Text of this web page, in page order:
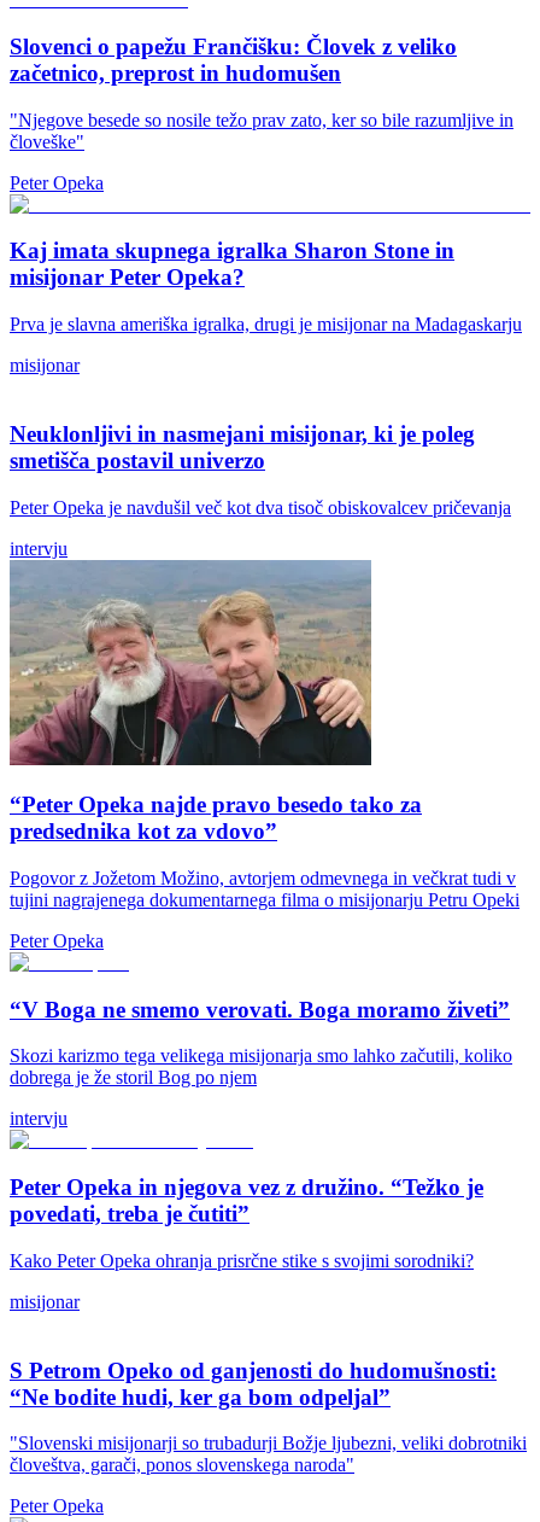
Slovenci o papežu Frančišku: Človek z veliko
začetnico, preprost in hudomušen
"Njegove besede so nosile težo prav zato, ker so bile razumljive in
človeške"
Peter Opeka
Kaj imata skupnega igralka Sharon Stone in
misijonar Peter Opeka?
Prva je slavna ameriška igralka, drugi je misijonar na Madagaskarju
misijonar
Neuklonljivi in nasmejani misijonar, ki je poleg
smetišča postavil univerzo
Peter Opeka je navdušil več kot dva tisoč obiskovalcev pričevanja
intervju
“Peter Opeka najde pravo besedo tako za
predsednika kot za vdovo”
Pogovor z Jožetom Možino, avtorjem odmevnega in večkrat tudi v
tujini nagrajenega dokumentarnega filma o misijonarju Petru Opeki
Peter Opeka
“V Boga ne smemo verovati. Boga moramo živeti”
Skozi karizmo tega velikega misijonarja smo lahko začutili, koliko
dobrega je že storil Bog po njem
intervju
Peter Opeka in njegova vez z družino. “Težko je
povedati, treba je čutiti”
Kako Peter Opeka ohranja prisrčne stike s svojimi sorodniki?
misijonar
S Petrom Opeko od ganjenosti do hudomušnosti:
“Ne bodite hudi, ker ga bom odpeljal”
"Slovenski misijonarji so trubadurji Božje ljubezni, veliki dobrotniki
človeštva, garači, ponos slovenskega naroda"
Peter Opeka